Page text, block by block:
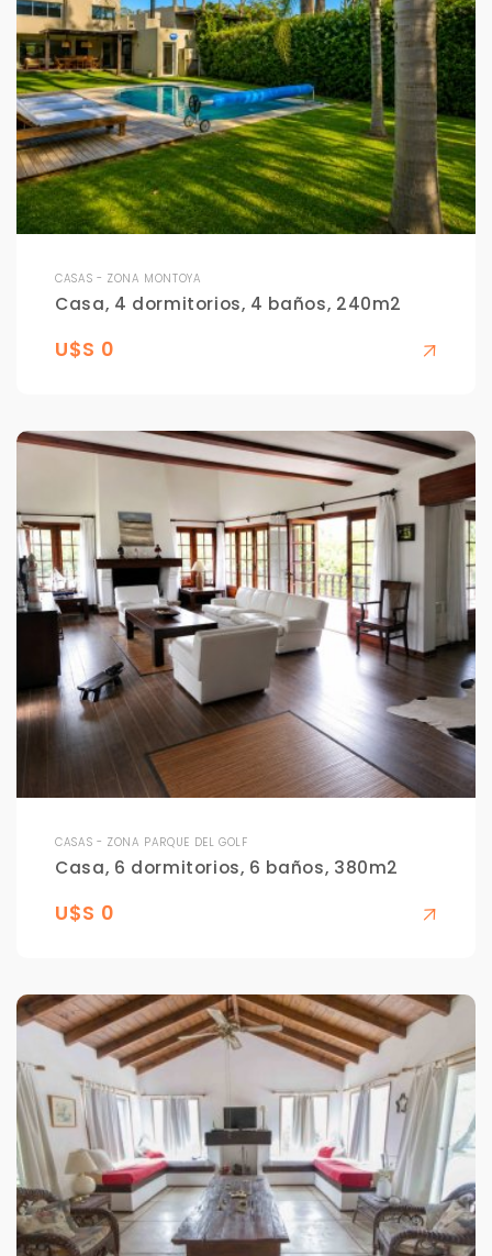
CASAS - ZONA MONTOYA
Casa, 4 dormitorios, 4 baños, 240m2
U$S 0
CASAS - ZONA PARQUE DEL GOLF
Casa, 6 dormitorios, 6 baños, 380m2
U$S 0